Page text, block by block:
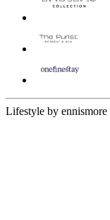
Lifestyle by ennismore